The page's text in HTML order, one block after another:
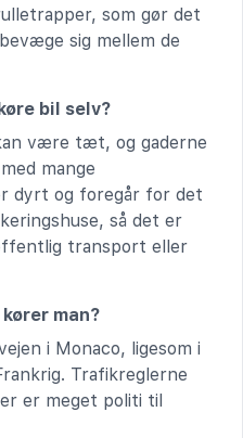
som gør det
sig mellem de
bil selv?
være tæt, og gaderne
mange
dyrt og foregår for det
så det er
transport eller
man?
i Monaco, ligesom i
Trafikreglerne
er meget politi til